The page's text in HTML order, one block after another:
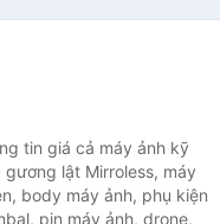
tin giá cả máy ảnh kỹ
lật Mirroless, máy
body máy ảnh, phụ kiện
pin máy ảnh, drone,